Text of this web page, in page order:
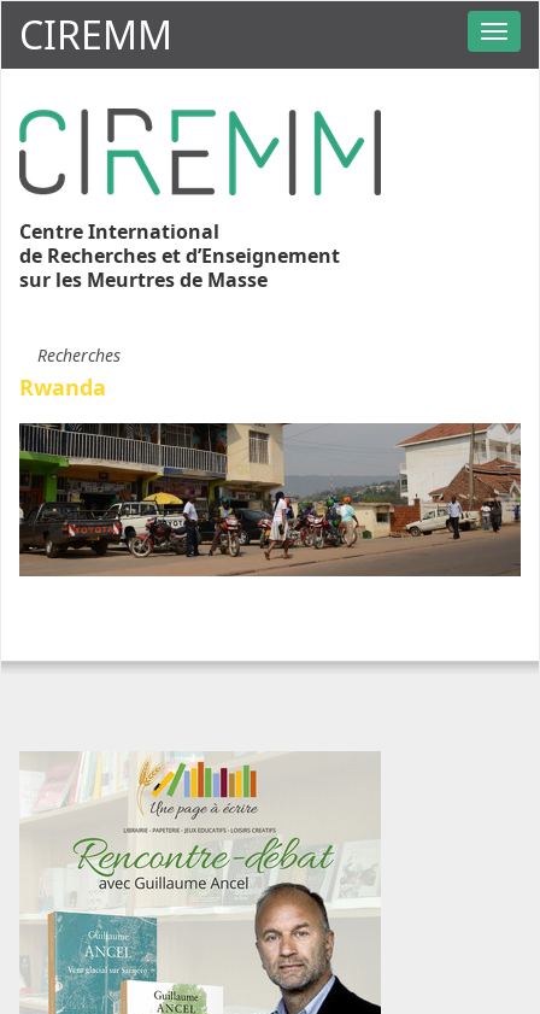
CIREMM
Centre International
de Recherches et d’Enseignement
sur les Meurtres de Masse
Recherches
Rwanda